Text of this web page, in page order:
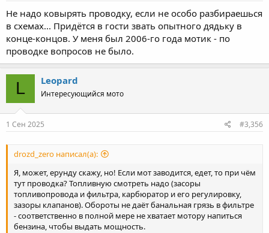
Не надо ковырять проводку, если не особо разбираешься
в схемах... Придётся в гости звать опытного дядьку в
конце-концов. У меня был 2006-го года мотик - по
проводке вопросов не было.
L Leopard
Интересующийся мото
1 Сен 2025 #3,356
drozd_zero написал(а):
Я, может, ерунду скажу, но! Если мот заводится, едет, то при чём
тут проводка? Топливную смотреть надо (засоры
топливопровода и фильтра, карбюратор и его регулировку,
зазоры клапанов). Обороты не даёт банальная грязь в фильтре
- соответственно в полной мере не хватает мотору напиться
бензина, чтобы выдать мощность.